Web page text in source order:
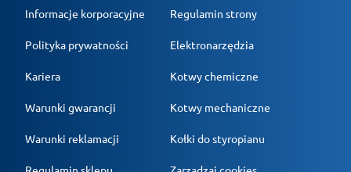
Informacje korporacyjne
Polityka prywatności
Kariera
Warunki gwarancji
Warunki reklamacji
Regulamin strony
Elektronarzędzia
Kotwy chemiczne
Kotwy mechaniczne
Kołki do styropianu